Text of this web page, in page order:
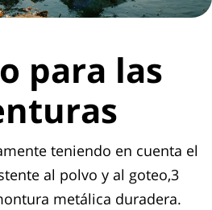
para las
teniendo en cuenta el
al polvo y al goteo,3
metálica duradera.